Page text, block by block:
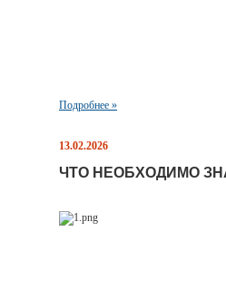
Подробнее »
13.02.2026
ЧТО НЕОБХОДИМО